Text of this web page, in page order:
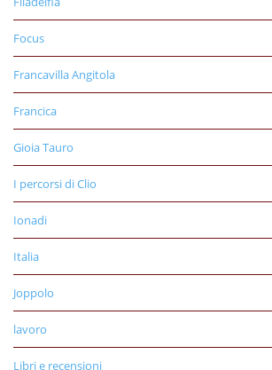
Focus
Francavilla Angitola
Francica
Gioia Tauro
I percorsi di Clio
Ionadi
Italia
Joppolo
lavoro
Libri e recensioni